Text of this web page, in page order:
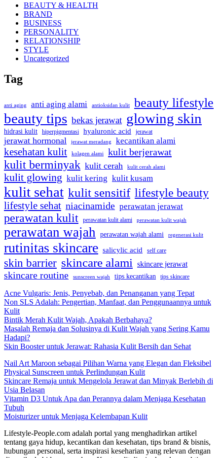
BEAUTY & HEALTH
BRAND
BUSINESS
PERSONALITY
RELATIONSHIP
STYLE
Uncategorized
Tag
anti aging anti aging alami antioksidan kulit beauty lifestyle
beauty tips bekas jerawat glowing skin
hidrasi kulit hiperpigmentasi hyaluronic acid jerawat
jerawat hormonal jerawat meradang kecantikan alami
kesehatan kulit kolagen alami kulit berjerawat
kulit berminyak kulit cerah kulit cerah alami
kulit glowing kulit kering kulit kusam
kulit sehat kulit sensitif lifestyle beauty
lifestyle sehat niacinamide perawatan jerawat
perawatan kulit perawatan kulit alami perawatan kulit wajah
perawatan wajah perawatan wajah alami regenerasi kulit
rutinitas skincare salicylic acid self care
skin barrier skincare alami skincare jerawat
skincare routine sunscreen wajah tips kecantikan tips skincare
Acne Vulgaris: Jenis, Penyebab, dan Penanganan yang Tepat
Non SLS Adalah: Pengertian, Manfaat, dan Penggunaannya untuk
Kulit
Bintik Merah Kulit Wajah, Apakah Berbahaya?
Masalah Remaja dan Solusinya di Kulit Wajah yang Sering Kamu
Hadapi?
Skin Booster untuk Jerawat: Rahasia Kulit Bersih dan Sehat
Nail Art Maroon sebagai Pilihan Warna yang Elegan dan Fleksibel
Physical Sunscreen untuk Perlindungan Kulit
Skincare Remaja untuk Mengelola Jerawat dan Minyak Berlebih di
Usia Belasan
Vitamin D3 Untuk Apa dan Perannya dalam Menjaga Kesehatan
Tubuh
Moisturizer untuk Menjaga Kelembapan Kulit
Lifestyle-People.com adalah portal yang menghadirkan artikel
tentang gaya hidup, kecantikan dan kesehatan, tips brand & bisnis,
hubungan personal, serta inspirasi keseharian yang relevan dengan